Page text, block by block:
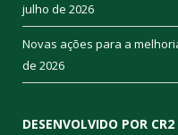
julho de 2026
Novas ações para a
de 2026
DESENVOLVIDO POR CR2